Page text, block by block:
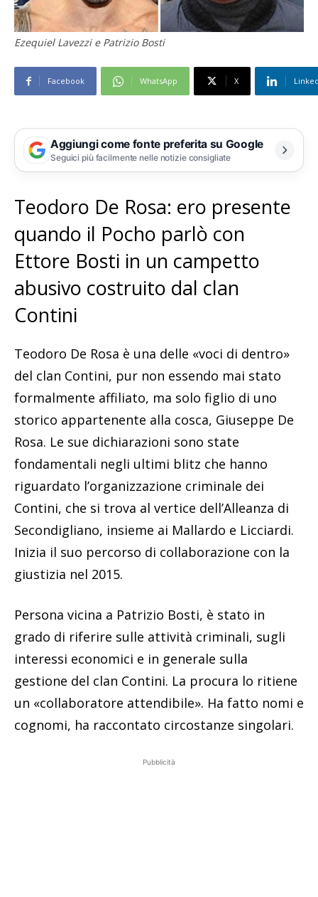
Ezequiel Lavezzi e Patrizio Bosti
Facebook WhatsApp X
Aggiungi come fonte preferita su Google
Seguici più facilmente nelle notizie consigliate
Teodoro De Rosa: ero presente
quando il Pocho parlò con
Ettore Bosti in un campetto
abusivo costruito dal clan
Contini
Teodoro De Rosa è una delle «voci di dentro»
del clan Contini, pur non essendo mai stato
formalmente affiliato, ma solo figlio di uno
storico appartenente alla cosca, Giuseppe De
Rosa. Le sue dichiarazioni sono state
fondamentali negli ultimi blitz che hanno
riguardato l’organizzazione criminale dei
Contini, che si trova al vertice dell’Alleanza di
Secondigliano, insieme ai Mallardo e Licciardi.
Inizia il suo percorso di collaborazione con la
giustizia nel 2015.
Persona vicina a Patrizio Bosti, è stato in
grado di riferire sulle attività criminali, sugli
interessi economici e in generale sulla
gestione del clan Contini. La procura lo ritiene
un «collaboratore attendibile». Ha fatto nomi e
cognomi, ha raccontato circostanze singolari.
Pubblicità